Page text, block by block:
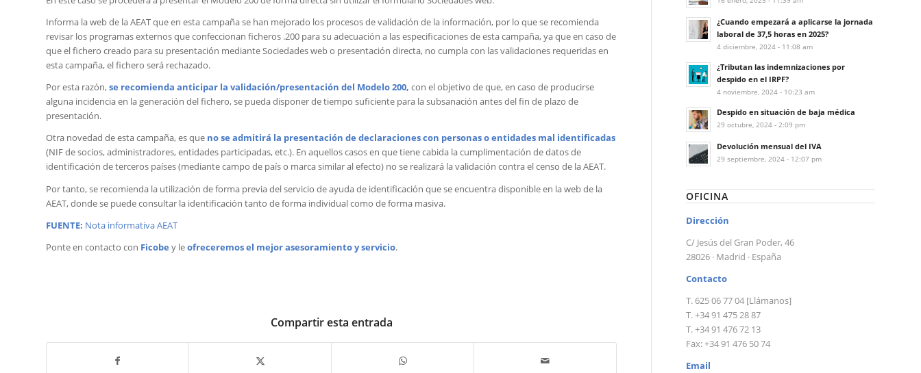
Informa la web de la AEAT que en esta campaña se han mejorado los procesos de validación de la información, por lo que se recomienda
revisar los programas externos que confeccionan ficheros .200 para su adecuación a las especificaciones de esta campaña, ya que en caso de
que el fichero creado para su presentación mediante Sociedades web o presentación directa, no cumpla con las validaciones requeridas en
esta campaña, el fichero será rechazado.
Por esta razón,se recomienda anticipar la validación/presentación del Modelo 200, con el objetivo de que, en caso de producirse
alguna incidencia en la generación del fichero, se pueda disponer de tiempo suficiente para la subsanación antes del fin de plazo de
presentación.
Otra novedad de esta campaña, es que no se admitirá la presentación de declaraciones con personas o entidades mal identificadas
(NIF de socios, administradores, entidades participadas, etc.). En aquellos casos en que tiene cabida la cumplimentación de datos de
identificación de terceros países (mediante campo de país o marca similar al efecto) no se realizará la validación contra el censo de la AEAT.
Por tanto, se recomienda la utilización de forma previa del servicio de ayuda de identificación que se encuentra disponible en la web de la
AEAT, donde se puede consultar la identificación tanto de forma individual como de forma masiva.
FUENTE: Nota informativa AEAT
Ponte en contacto con Ficobe y leofreceremos el mejor asesoramiento y servicio.
Compartir esta entrada
¿Cuando empezará a aplicarse la jornada
laboral de 37,5 horas en 2025?
4 diciembre, 2024 - 11:08 am
¿Tributan las indemnizaciones por
despido en el IRPF?
4 noviembre, 2024 - 10:23 am
Despido en situación de baja médica
29 octubre, 2024 - 2:09 pm
Devolución mensual del IVA
29 septiembre, 2024 - 12:07 pm
OFICINA
Dirección
C/ Jesús del Gran Poder, 46
28026 · Madrid · España
Contacto
T. 625 06 77 04 [Llámanos]
T. +34 91 475 28 87
T. +34 91 476 72 13
Fax: +34 91 476 50 74
Email